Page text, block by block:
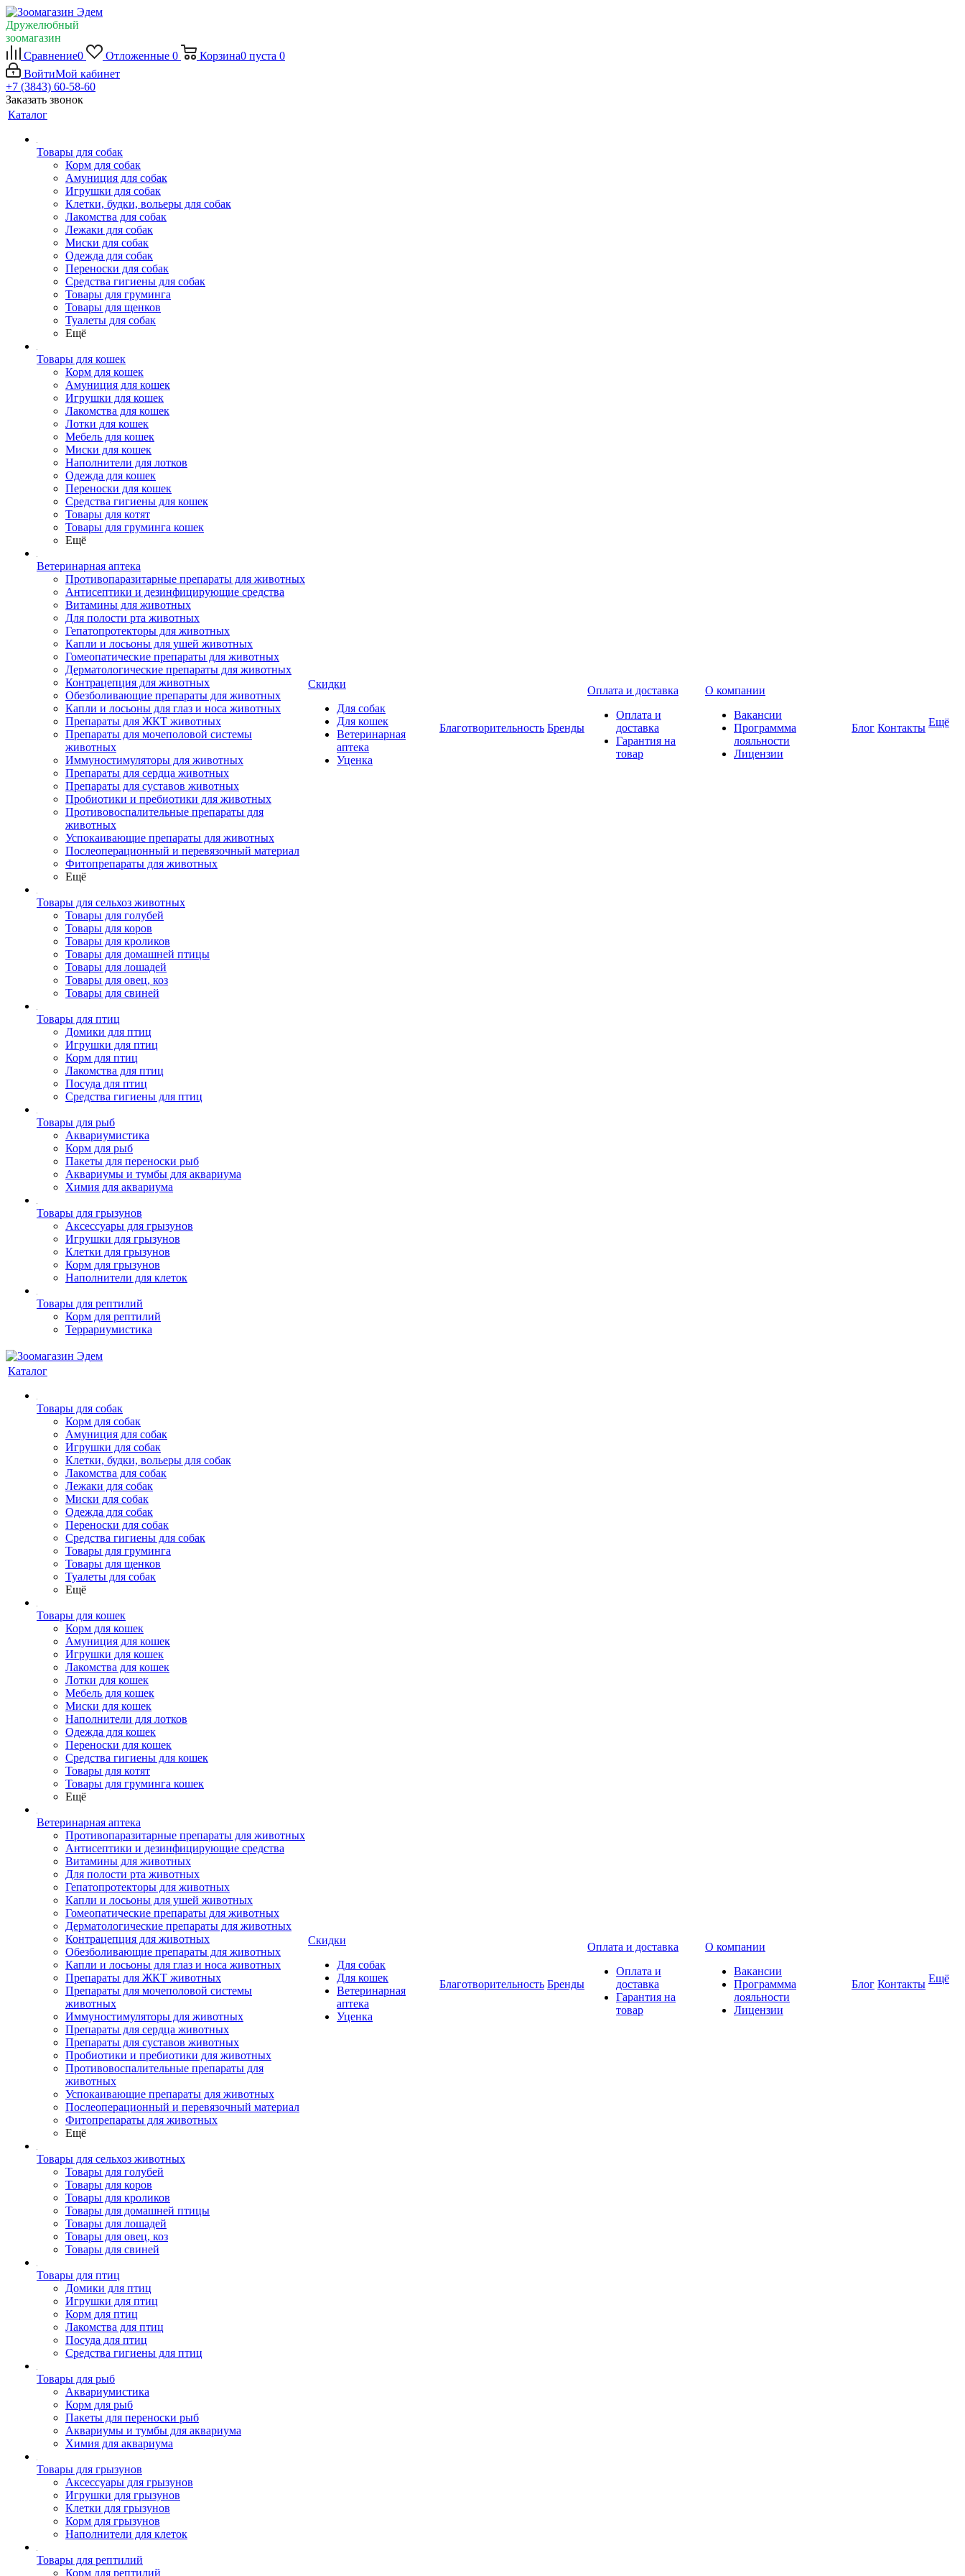
Дружелюбный
зоомагазин
Сравнение0 Отложенные 0 Корзина0 пуста 0
ВойтиМой кабинет
+7 (3843) 60-58-60
Заказать звонок
Каталог
Товары для собак
Корм для собак
Амуниция для собак
Игрушки для собак
Клетки, будки, вольеры для собак
Лакомства для собак
Лежаки для собак
Миски для собак
Одежда для собак
Переноски для собак
Средства гигиены для собак
Товары для груминга
Товары для щенков
Туалеты для собак
Ещё
Товары для кошек
Корм для кошек
Амуниция для кошек
Игрушки для кошек
Лакомства для кошек
Лотки для кошек
Мебель для кошек
Миски для кошек
Наполнители для лотков
Одежда для кошек
Переноски для кошек
Средства гигиены для кошек
Товары для котят
Товары для груминга кошек
Ещё
Ветеринарная аптека
Противопаразитарные препараты для животных
Антисептики и дезинфицирующие средства
Витамины для животных
Для полости рта животных
Гепатопротекторы для животных
Капли и лосьоны для ушей животных
Гомеопатические препараты для животных
Дерматологические препараты для животных
Контрацепция для животных
Обезболивающие препараты для животных
Капли и лосьоны для глаз и носа животных
Препараты для ЖКТ животных
Препараты для мочеполовой системы
животных
Иммуностимуляторы для животных
Препараты для сердца животных
Препараты для суставов животных
Пробиотики и пребиотики для животных
Противовоспалительные препараты для
животных
Успокаивающие препараты для животных
Послеоперационный и перевязочный материал
Фитопрепараты для животных
Ещё
Товары для сельхоз животных
Товары для голубей
Товары для коров
Товары для кроликов
Товары для домашней птицы
Товары для лошадей
Товары для овец, коз
Товары для свиней
Товары для птиц
Домики для птиц
Игрушки для птиц
Корм для птиц
Лакомства для птиц
Посуда для птиц
Средства гигиены для птиц
Товары для рыб
Аквариумистика
Корм для рыб
Пакеты для переноски рыб
Аквариумы и тумбы для аквариума
Химия для аквариума
Товары для грызунов
Аксессуары для грызунов
Игрушки для грызунов
Клетки для грызунов
Корм для грызунов
Наполнители для клеток
Товары для рептилий
Корм для рептилий
Террариумистика
Скидки
Для собак
Для кошек
Ветеринарная
аптека
Уценка
Благотворительность Бренды
Оплата и доставка
Оплата и
доставка
Гарантия на
товар
О компании
Вакансии
Программма
лояльности
Лицензии
Блог Контакты Ещё
Каталог
Товары для собак
Корм для собак
Амуниция для собак
Игрушки для собак
Клетки, будки, вольеры для собак
Лакомства для собак
Лежаки для собак
Миски для собак
Одежда для собак
Переноски для собак
Средства гигиены для собак
Товары для груминга
Товары для щенков
Туалеты для собак
Ещё
Товары для кошек
Корм для кошек
Амуниция для кошек
Игрушки для кошек
Лакомства для кошек
Лотки для кошек
Мебель для кошек
Миски для кошек
Наполнители для лотков
Одежда для кошек
Переноски для кошек
Средства гигиены для кошек
Товары для котят
Товары для груминга кошек
Ещё
Ветеринарная аптека
Противопаразитарные препараты для животных
Антисептики и дезинфицирующие средства
Витамины для животных
Для полости рта животных
Гепатопротекторы для животных
Капли и лосьоны для ушей животных
Гомеопатические препараты для животных
Дерматологические препараты для животных
Контрацепция для животных
Обезболивающие препараты для животных
Капли и лосьоны для глаз и носа животных
Препараты для ЖКТ животных
Препараты для мочеполовой системы
животных
Иммуностимуляторы для животных
Препараты для сердца животных
Препараты для суставов животных
Пробиотики и пребиотики для животных
Противовоспалительные препараты для
животных
Успокаивающие препараты для животных
Послеоперационный и перевязочный материал
Фитопрепараты для животных
Ещё
Товары для сельхоз животных
Товары для голубей
Товары для коров
Товары для кроликов
Товары для домашней птицы
Товары для лошадей
Товары для овец, коз
Товары для свиней
Товары для птиц
Домики для птиц
Игрушки для птиц
Корм для птиц
Лакомства для птиц
Посуда для птиц
Средства гигиены для птиц
Товары для рыб
Аквариумистика
Корм для рыб
Пакеты для переноски рыб
Аквариумы и тумбы для аквариума
Химия для аквариума
Товары для грызунов
Аксессуары для грызунов
Игрушки для грызунов
Клетки для грызунов
Корм для грызунов
Наполнители для клеток
Товары для рептилий
Корм для рептилий
Скидки
Для собак
Для кошек
Ветеринарная
аптека
Уценка
Благотворительность Бренды
Оплата и доставка
Оплата и
доставка
Гарантия на
товар
О компании
Вакансии
Программма
лояльности
Лицензии
Блог Контакты Ещё